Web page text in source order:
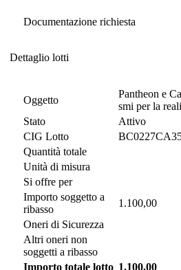
Documentazione richiesta
Dettaglio lotti
Oggetto
Pantheon e
smi per la
Stato
Attivo
CIG Lotto
Quantità totale
Unità di misura
Si offre per
Importo soggetto a
ribasso
1.100,00
Oneri di Sicurezza
Altri oneri non
soggetti a ribasso
Importo totale lotto 1.100,00